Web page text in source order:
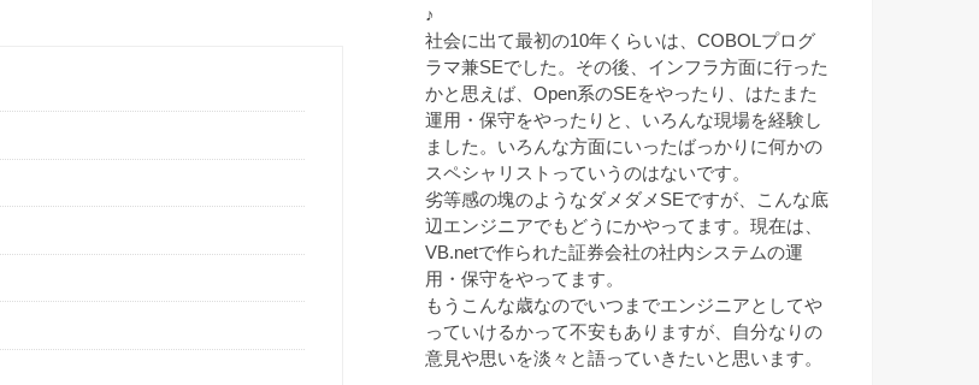
♪
社会に出て最初の10年くらいは、COBOLプログ
ラマ兼SEでした。その後、インフラ方面に行った
かと思えば、Open系のSEをやったり、はたまた
運用・保守をやったりと、いろんな現場を経験し
ました。いろんな方面にいったばっかりに何かの
スペシャリストっていうのはないです。
劣等感の塊のようなダメダメSEですが、こんな底
辺エンジニアでもどうにかやってます。現在は、
VB.netで作られた証券会社の社内システムの運
用・保守をやってます。
もうこんな歳なのでいつまでエンジニアとしてや
っていけるかって不安もありますが、自分なりの
意見や思いを淡々と語っていきたいと思います。